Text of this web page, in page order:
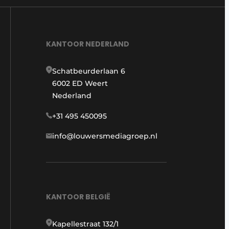
KANTOOR NEDERLAND
Schatbeurderlaan 6
6002 ED Weert
Nederland
+31 495 450095
info@louwersmediagroep.nl
KANTOOR BELGIË
Kapellestraat 132/1